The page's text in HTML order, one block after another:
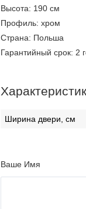
Высота: 190 см
Профиль: хром
Страна: Польша
Гарантийный срок: 2
Ширина двери, см
Ваше Имя